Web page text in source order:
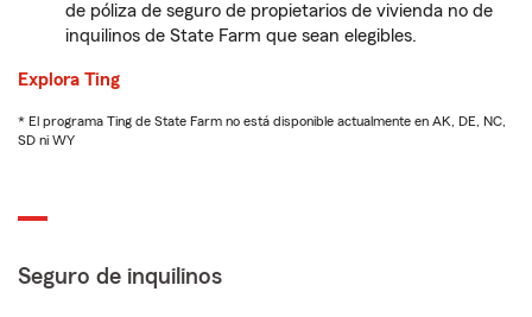
de póliza de seguro de propietarios de vivienda no de
inquilinos de State Farm que sean elegibles.
Explora Ting
* El programa Ting de State Farm no está disponible actualmente en AK, DE, NC,
SD ni WY
Seguro de inquilinos